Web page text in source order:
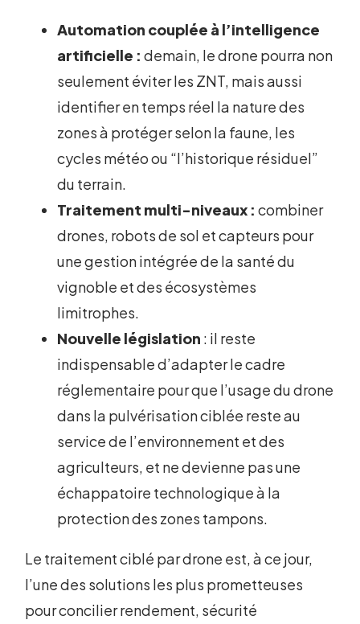
Automation couplée à l’intelligence
artificielle : demain, le drone pourra non
seulement éviter les ZNT, mais aussi
identifier en temps réel la nature des
zones à protéger selon la faune, les
cycles météo ou “l’historique résiduel”
du terrain.
Traitement multi-niveaux : combiner
drones, robots de sol et capteurs pour
une gestion intégrée de la santé du
vignoble et des écosystèmes
limitrophes.
Nouvelle législation : il reste
indispensable d’adapter le cadre
réglementaire pour que l’usage du drone
dans la pulvérisation ciblée reste au
service de l’environnement et des
agriculteurs, et ne devienne pas une
échappatoire technologique à la
protection des zones tampons.
Le traitement ciblé par drone est, à ce jour,
l’une des solutions les plus prometteuses
pour concilier rendement, sécurité